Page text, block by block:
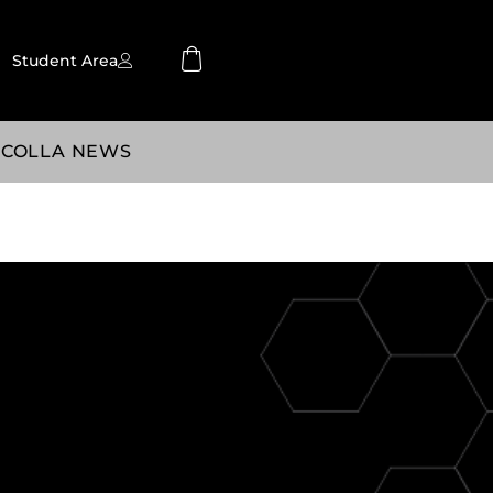
Student Area
NEWS